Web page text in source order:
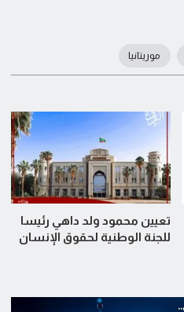
موريتانيا
تعيين محمود ولد داهي رئيسا
للجنة الوطنية لحقوق الإنسان